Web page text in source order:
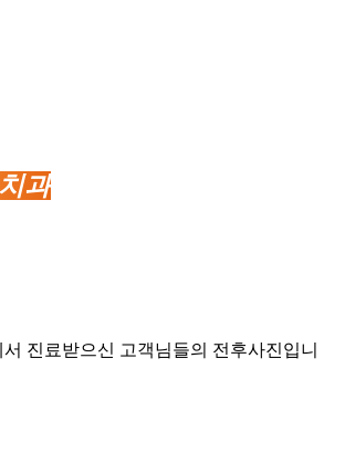
과
진료받으신 고객님들의 전후사진입니